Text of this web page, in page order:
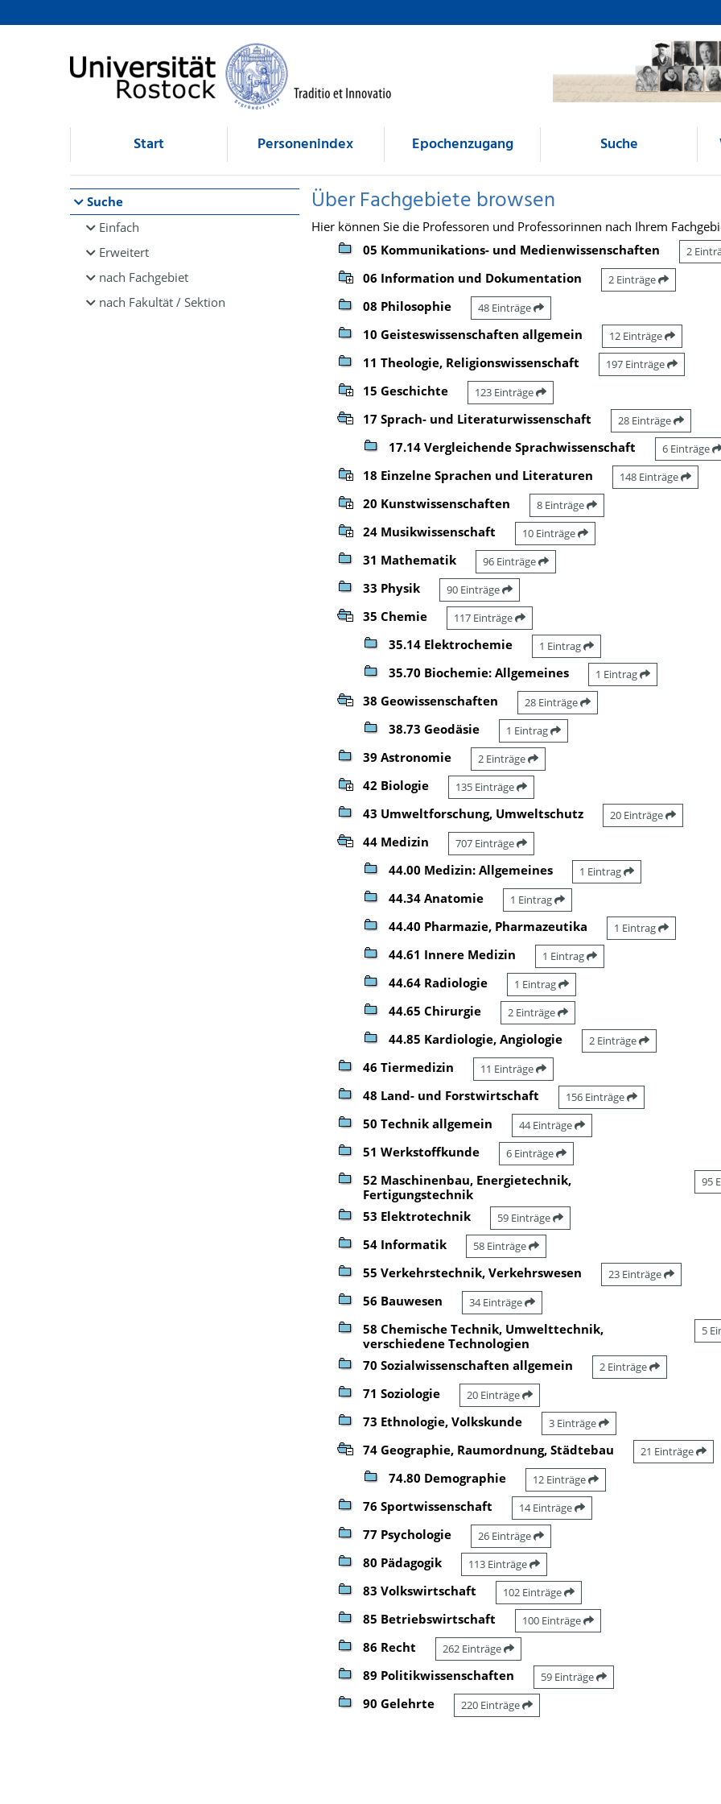
Browsen
direkt zum Inhalt
Start Personenindex Epochenzugang Suche
Suche
Einfach
Erweitert
nach Fachgebiet
nach Fakultät / Sektion
Über Fachgebiete browsen
Hier können Sie die Professoren und Professorinnen nach Ihrem
05 Kommunikations- und Medienwissenschaften
2
06 Information und Dokumentation 2 Einträge
08 Philosophie 48 Einträge
10 Geisteswissenschaften allgemein 12 Einträge
11 Theologie, Religionswissenschaft 197 Einträge
15 Geschichte 123 Einträge
17 Sprach- und Literaturwissenschaft 28 Einträge
17.14 Vergleichende Sprachwissenschaft 6 Einträge
18 Einzelne Sprachen und Literaturen 148 Einträge
20 Kunstwissenschaften 8 Einträge
24 Musikwissenschaft 10 Einträge
31 Mathematik 96 Einträge
33 Physik 90 Einträge
35 Chemie 117 Einträge
35.14 Elektrochemie 1 Eintrag
35.70 Biochemie: Allgemeines 1 Eintrag
38 Geowissenschaften 28 Einträge
38.73 Geodäsie 1 Eintrag
39 Astronomie 2 Einträge
42 Biologie 135 Einträge
43 Umweltforschung, Umweltschutz 20 Einträge
44 Medizin 707 Einträge
44.00 Medizin: Allgemeines 1 Eintrag
44.34 Anatomie 1 Eintrag
44.40 Pharmazie, Pharmazeutika 1 Eintrag
44.61 Innere Medizin 1 Eintrag
44.64 Radiologie 1 Eintrag
44.65 Chirurgie 2 Einträge
44.85 Kardiologie, Angiologie 2 Einträge
46 Tiermedizin 11 Einträge
48 Land- und Forstwirtschaft 156 Einträge
50 Technik allgemein 44 Einträge
51 Werkstoffkunde 6 Einträge
52 Maschinenbau, Energietechnik,
Fertigungstechnik
95
53 Elektrotechnik 59 Einträge
54 Informatik 58 Einträge
55 Verkehrstechnik, Verkehrswesen 23 Einträge
56 Bauwesen 34 Einträge
58 Chemische Technik, Umwelttechnik,
verschiedene Technologien
5
70 Sozialwissenschaften allgemein 2 Einträge
71 Soziologie 20 Einträge
73 Ethnologie, Volkskunde 3 Einträge
74 Geographie, Raumordnung, Städtebau 21 Einträge
74.80 Demographie 12 Einträge
76 Sportwissenschaft 14 Einträge
77 Psychologie 26 Einträge
80 Pädagogik 113 Einträge
83 Volkswirtschaft 102 Einträge
85 Betriebswirtschaft 100 Einträge
86 Recht 262 Einträge
89 Politikwissenschaften 59 Einträge
90 Gelehrte 220 Einträge